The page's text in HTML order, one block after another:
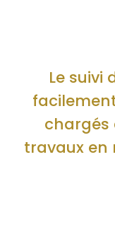
Le suivi
chargés
travaux en